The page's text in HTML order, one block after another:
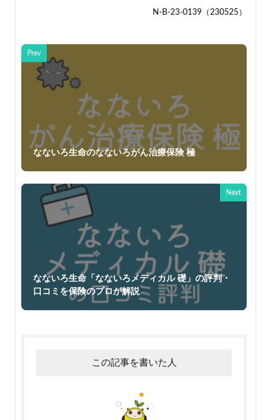
N-B-23-0139（230525）
Prev
なないろ生命のなないろがん治療保険 極
Next
なないろ生命「なないろメディカル 礎」の評判・
口コミを保険のプロが解説
この記事を書いた人